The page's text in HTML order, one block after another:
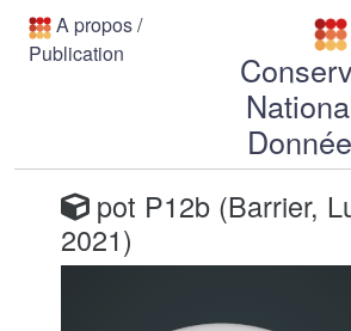
A propos/
Publication
pot P12b (Barrier,
2021)